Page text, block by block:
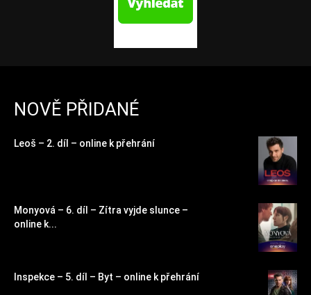
NOVĚ PŘIDANÉ
Leoš – 2. díl – online k přehrání
Monyová – 6. díl – Zítra vyjde slunce –
online k...
Inspekce – 5. díl – Byt – online k přehrání